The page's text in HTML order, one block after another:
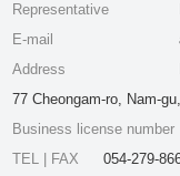
Representative
E-mail
Address
77 Cheongam-ro, Nam-
Business license number
TEL | FAX
054-279-